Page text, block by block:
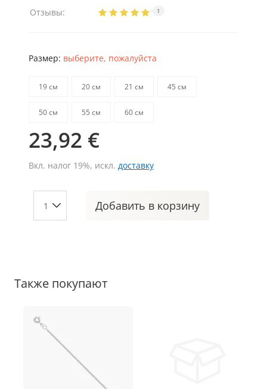
Отзывы:
1
Размер: выберите, пожалуйста
19 см 20 см 21 см 45 см
50 см 55 см 60 см
23,92 €
Вкл. налог 19%, искл. доставку
Добавить в корзину
Также покупают